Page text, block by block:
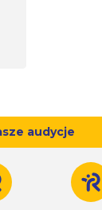
audycje